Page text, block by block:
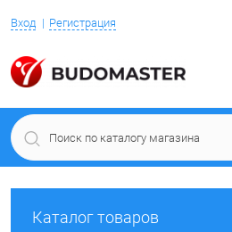
Вход Регистрация
Каталог товаров